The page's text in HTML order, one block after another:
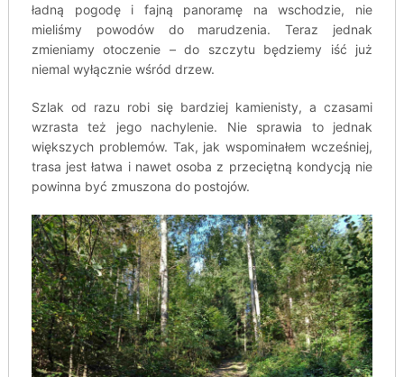
ładną pogodę i fajną panoramę na wschodzie, nie
mieliśmy powodów do marudzenia. Teraz jednak
zmieniamy otoczenie – do szczytu będziemy iść już
niemal wyłącznie wśród drzew.
Szlak od razu robi się bardziej kamienisty, a czasami
wzrasta też jego nachylenie. Nie sprawia to jednak
większych problemów. Tak, jak wspominałem wcześniej,
trasa jest łatwa i nawet osoba z przeciętną kondycją nie
powinna być zmuszona do postojów.